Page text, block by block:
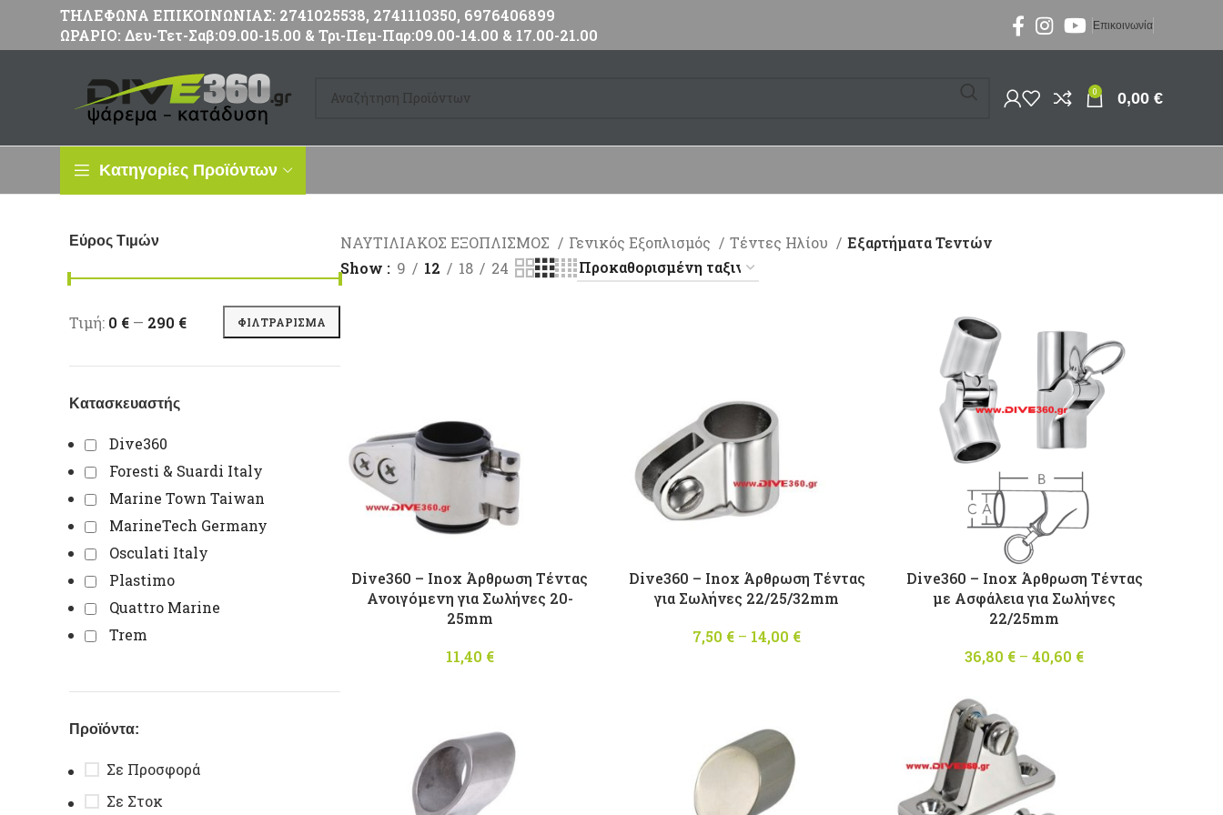
ΤΗΛΕΦΩΝΑ ΕΠΙΚΟΙΝΩΝΙΑΣ: 2741025538, 2741110350, 6976406899
ΩΡΑΡΙΟ: Δευ-Τετ-Σαβ:09.00-15.00 & Τρι-Πεμ-Παρ:09.00-14.00 & 17.00-21.00
Επικοινωνία
0 0,00 €
Κατηγορίες Προϊόντων
Εύρος Τιμών
Ελάχιστη τιμή
Μέγιστη τιμή ΦΙΛΤΡΆΡΙΣΜΑ
Τιμή: 0 € — 290 €
Κατασκευαστής
Dive360
Foresti & Suardi Italy
Marine Town Taiwan
MarineTech Germany
Osculati Italy
Plastimo
Quattro Marine
Trem
Προϊόντα:
Σε Προσφορά
Σε Στοκ
ΝΑΥΤΙΛΙΑΚΟΣ ΕΞΟΠΛΙΣΜΟΣ Γενικός Εξοπλισμός Τέντες Ηλίου
Εξαρτήματα Τεντών
Show
9 12 18 24
Dive360 – Inox Άρθρωση Τέντας
Ανοιγόμενη για Σωλήνες 20-
25mm
11,40 €
Dive360 – Inox Άρθρωση Τέντας
για Σωλήνες 22/25/32mm
7,50 € – 14,00 €
Dive360 – Inox Άρθρωση Τέντας
με Ασφάλεια για Σωλήνες
22/25mm
36,80 € – 40,60 €